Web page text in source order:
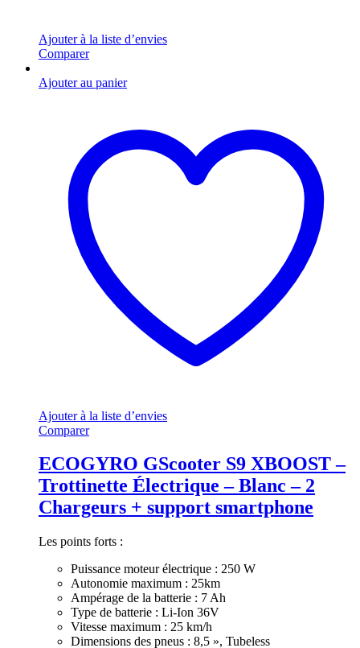
Ajouter à la liste d’envies
Comparer
Ajouter au panier
Ajouter à la liste d’envies
Comparer
ECOGYRO GScooter S9 XBOOST –
Trottinette Électrique – Blanc – 2
Chargeurs + support smartphone
Les points forts :
Puissance moteur électrique : 250 W
Autonomie maximum : 25km
Ampérage de la batterie : 7 Ah
Type de batterie : Li-Ion 36V
Vitesse maximum : 25 km/h
Dimensions des pneus : 8,5 », Tubeless